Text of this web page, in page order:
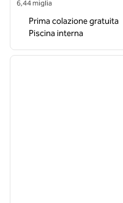
6,44 miglia
Prima colazione gratuita
Piscina interna
1 di 12